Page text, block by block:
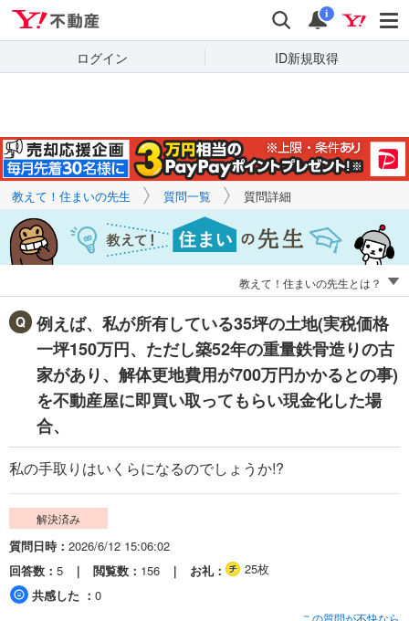
検索 通知
i
ログイン ID新規取得
キーワードで
質問を探す
教えて！住まいの先生 質問一覧 質問詳細
教えて！住まいの先生とは？
例えば、私が所有している35坪の土地(実税価格
一坪150万円、ただし築52年の重量鉄骨造りの古
家があり、解体更地費用が700万円かかるとの事)
を不動産屋に即買い取ってもらい現金化した場
合、
私の手取りはいくらになるのでしょうか!?
解決済み
質問日時
2026/6/12 15:06:02
回答数
5 閲覧数 156 お礼
25枚
共感した
0
この質問が不快なら